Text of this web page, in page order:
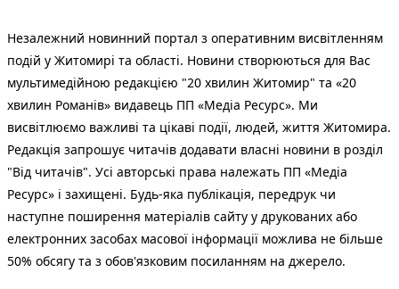
Незалежний новинний портал з оперативним висвітленням
подій у Житомирі та області. Новини створюються для Вас
мультимедійною редакцією "20 хвилин Житомир" та «20
хвилин Романів» видавець ПП «Медіа Ресурс». Ми
висвітлюємо важливі та цікаві події, людей, життя Житомира.
Редакція запрошує читачів додавати власні новини в розділ
"Від читачів". Усі авторські права належать ПП «Медіа
Ресурс» і захищені. Будь-яка публiкацiя, передрук чи
наступне поширення матеріалів сайту у друкованих або
електронних засобах масової інформації можлива не більше
50% обсягу та з обов'язковим посиланням на джерело.